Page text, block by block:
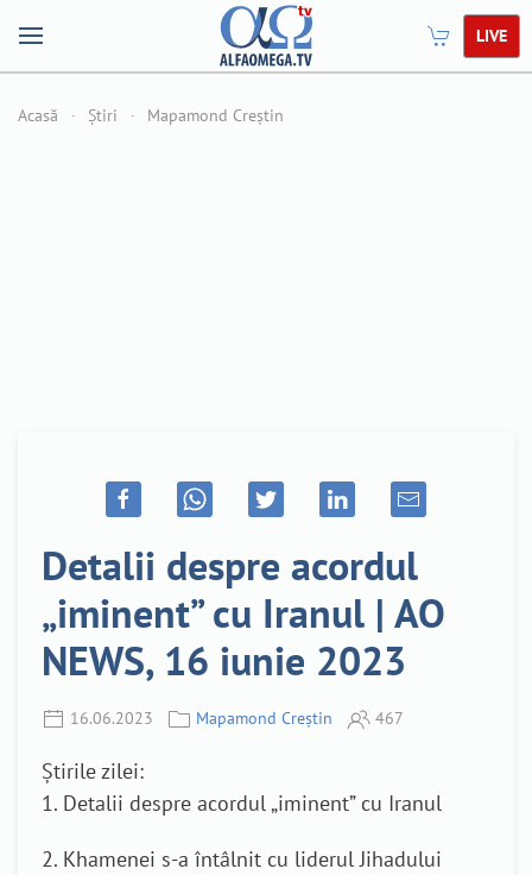
LIVE
Acasă Știri Mapamond Creștin
Detalii despre acordul
„iminent” cu Iranul | AO
NEWS, 16 iunie 2023
16.06.2023 Mapamond Creștin 467
Știrile zilei:
1. Detalii despre acordul „iminent” cu Iranul
2. Khamenei s-a întâlnit cu liderul Jihadului